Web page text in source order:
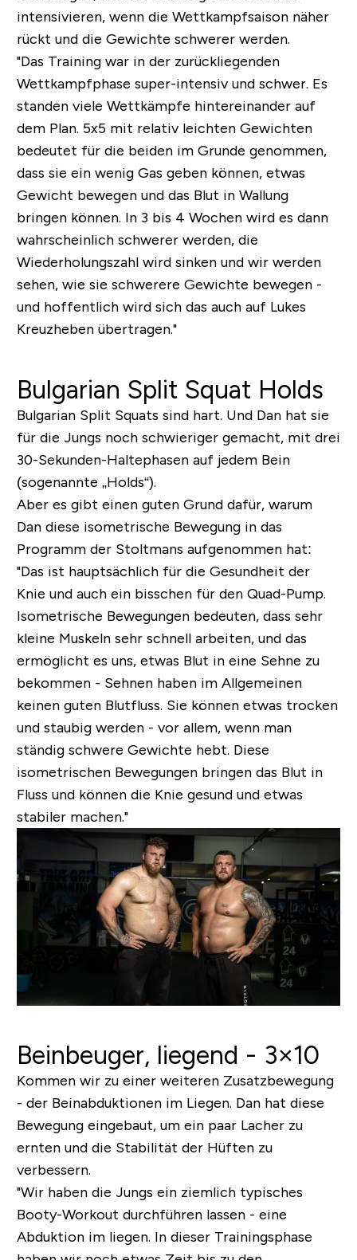
intensivieren, wenn die Wettkampfsaison näher
rückt und die Gewichte schwerer werden.
"Das Training war in der zurückliegenden
Wettkampfphase super-intensiv und schwer. Es
standen viele Wettkämpfe hintereinander auf
dem Plan. 5x5 mit relativ leichten Gewichten
bedeutet für die beiden im Grunde genommen,
dass sie ein wenig Gas geben können, etwas
Gewicht bewegen und das Blut in Wallung
bringen können. In 3 bis 4 Wochen wird es dann
wahrscheinlich schwerer werden, die
Wiederholungszahl wird sinken und wir werden
sehen, wie sie schwerere Gewichte bewegen -
und hoffentlich wird sich das auch auf Lukes
Kreuzheben übertragen."
Bulgarian Split Squat Holds
Bulgarian Split Squats sind hart. Und Dan hat sie
für die Jungs noch schwieriger gemacht, mit drei
30-Sekunden-Haltephasen auf jedem Bein
(sogenannte „Holds“).
Aber es gibt einen guten Grund dafür, warum
Dan diese isometrische Bewegung in das
Programm der Stoltmans aufgenommen hat:
"Das ist hauptsächlich für die Gesundheit der
Knie und auch ein bisschen für den Quad-Pump.
Isometrische Bewegungen bedeuten, dass sehr
kleine Muskeln sehr schnell arbeiten, und das
ermöglicht es uns, etwas Blut in eine Sehne zu
bekommen - Sehnen haben im Allgemeinen
keinen guten Blutfluss. Sie können etwas trocken
und staubig werden - vor allem, wenn man
ständig schwere Gewichte hebt. Diese
isometrischen Bewegungen bringen das Blut in
Fluss und können die Knie gesund und etwas
stabiler machen."
Beinbeuger, liegend - 3×10
Kommen wir zu einer weiteren Zusatzbewegung
- der Beinabduktionen im Liegen. Dan hat diese
Bewegung eingebaut, um ein paar Lacher zu
ernten und die Stabilität der Hüften zu
verbessern.
"Wir haben die Jungs ein ziemlich typisches
Booty-Workout durchführen lassen - eine
Abduktion im liegen. In dieser Trainingsphase